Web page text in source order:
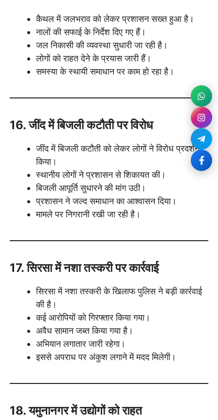
कैथल में जलभराव को लेकर प्रशासन सख्त हुआ है।
नालों की सफाई के निर्देश दिए गए हैं।
जल निकासी की व्यवस्था सुधारी जा रही है।
लोगों को राहत देने के प्रयास जारी हैं।
समस्या के स्थायी समाधान पर काम हो रहा है।
16. जींद में बिजली कटौती पर विरोध
जींद में बिजली कटौती को लेकर लोगों ने विरोध प्रदर्शन
किया।
स्थानीय लोगों ने प्रशासन से शिकायत की।
बिजली आपूर्ति सुधारने की मांग उठी।
प्रशासन ने जल्द समाधान का आश्वासन दिया।
मामले पर निगरानी रखी जा रही है।
17. सिरसा में नशा तस्करी पर कार्रवाई
सिरसा में नशा तस्करी के खिलाफ पुलिस ने बड़ी कार्रवाई
की है।
कई आरोपियों को गिरफ्तार किया गया।
अवैध सामान जब्त किया गया है।
अभियान लगातार जारी रहेगा।
इससे अपराध पर अंकुश लगाने में मदद मिलेगी।
18. यमुनानगर में उद्योगों को राहत